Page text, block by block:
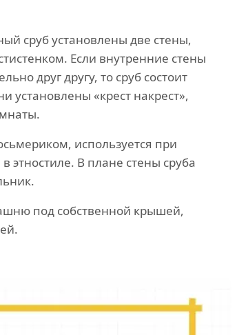
сруб установлены две стены,
Если внутренние стены
друг другу, то сруб состоит
установлены «крест накрест»,
используется при
этностиле. В плане стены сруба
под собственной крышей,